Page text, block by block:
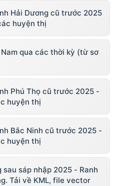
Hải Dương cũ trước 2025
huyện thị
qua các thời kỳ (từ sơ
Phú Thọ cũ trước 2025 -
huyện thị
Bắc Ninh cũ trước 2025 -
huyện thị
sau sáp nhập 2025 - Ranh
Tải về KML, file vector